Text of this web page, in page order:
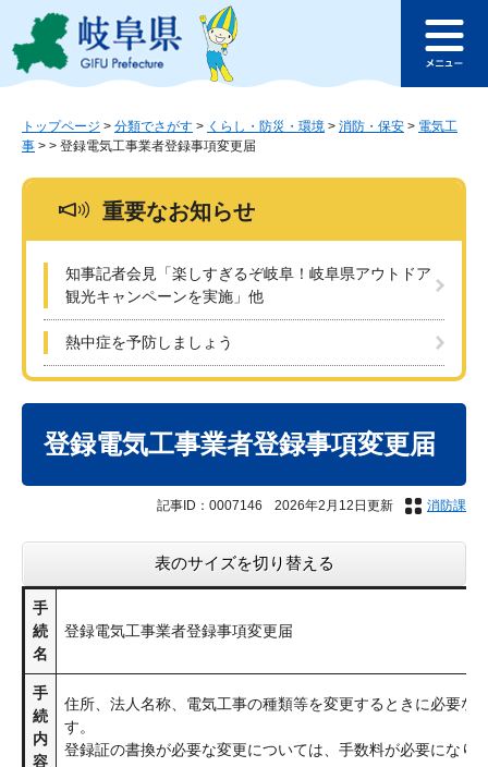
ジ
ュ
このページの本文へ
ュ
トップページ > 分類でさがす > くらし・防災・環境 > 消防・保安 > 電気工
事 > > 登録電気工事業者登録事項変更届
重要なお知らせ
知事記者会見「楽しすぎるぞ岐阜！岐阜県アウトドア
観光キャンペーンを実施」他
熱中症を予防しましょう
登録電気工事業者登録事項変更届
記事ID：0007146 2026年2月12日更新 消防課
表のサイズを切り替える
手
続
名
登録電気工事業者登録事項変更届
手
続
内
容
住所、法人名称、電気工事の種類等を変更するときに必要な
す。
登録証の書換が必要な変更については、手数料が必要になり